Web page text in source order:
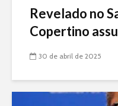
Revelado no
Copertino
30 de abril de 2025